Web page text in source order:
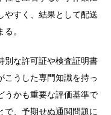
やすく、結果として配送
。
別な許可証や検査証明書
こうした専門知識を持っ
うかも重要な評価基準で
で、予期せぬ通関問題に